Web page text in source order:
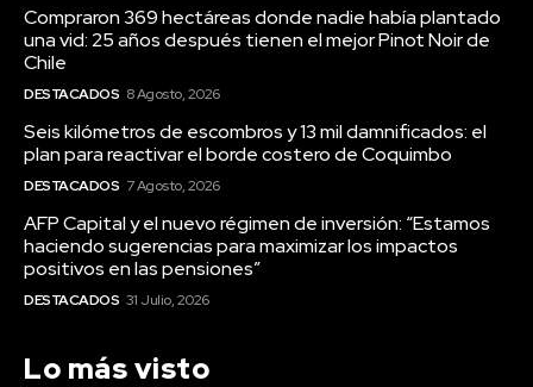
Compraron 369 hectáreas donde nadie había plantado
una vid: 25 años después tienen el mejor Pinot Noir de
Chile
DESTACADOS 8 Agosto, 2026
Seis kilómetros de escombros y 13 mil damnificados: el
plan para reactivar el borde costero de Coquimbo
DESTACADOS 7 Agosto, 2026
AFP Capital y el nuevo régimen de inversión: “Estamos
haciendo sugerencias para maximizar los impactos
positivos en las pensiones”
DESTACADOS 31 Julio, 2026
Lo más visto